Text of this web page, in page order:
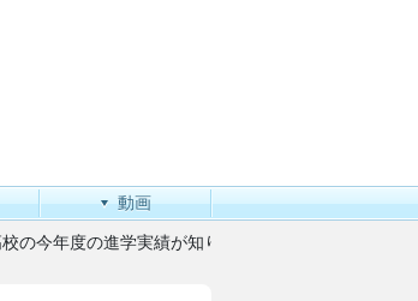
動画
の今年度の進学実績が知りたいです